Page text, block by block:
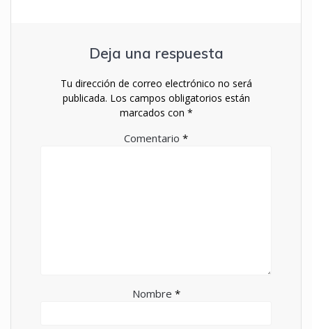
Deja una respuesta
Tu dirección de correo electrónico no será
publicada. Los campos obligatorios están
marcados con *
Comentario *
Nombre *